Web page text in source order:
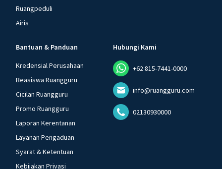
Ruangpeduli
Airis
Bantuan & Panduan
Kredensial Perusahaan
Beasiswa Ruangguru
Cicilan Ruangguru
Promo Ruangguru
Laporan Kerentanan
Layanan Pengaduan
Syarat & Ketentuan
Kebijakan Privasi
Hubungi Kami
+62 815-7441-0000
info@ruangguru.com
02130930000